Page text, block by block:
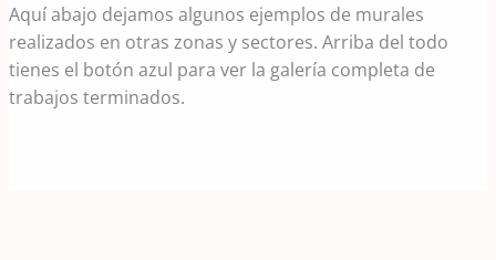
Aquí abajo dejamos algunos ejemplos de murales
realizados en otras zonas y sectores. Arriba del todo
tienes el botón azul para ver la galería completa de
trabajos terminados.